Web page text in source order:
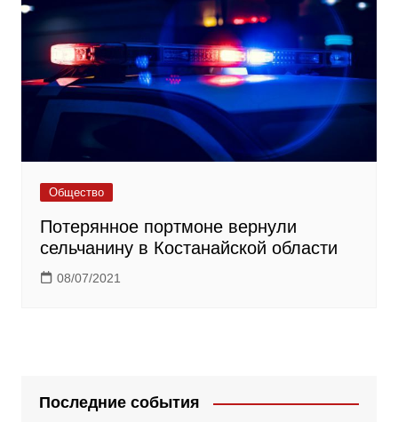
Общество
Потерянное портмоне вернули
сельчанину в Костанайской области
08/07/2021
Последние события